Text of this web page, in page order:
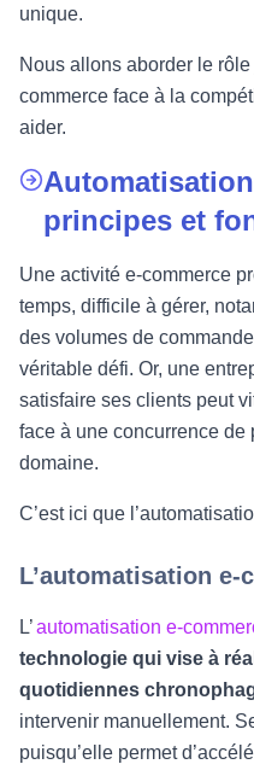
unique.
Nous allons aborder le
commerce face à la
aider.
principes et
Une activité e-commerce
temps, difficile à gérer,
des volumes de
véritable défi. Or, une
satisfaire ses clients peut
face à une concurrence
domaine.
C’est ici que
L’automatisation e-
L’automatisation e-
technologie qui vise à
quotidiennes
intervenir manuellement.
puisqu’elle permet